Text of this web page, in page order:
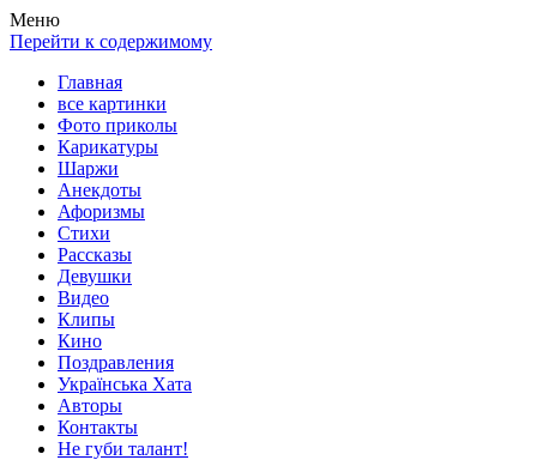
Весела хата — прикольные картинки, смешные истории,
клипы!
Покажем всем ваши фото приколы, карикатуры, шаржи, стихи,
рассказы, видео и песни!
Меню
Перейти к содержимому
Главная
все картинки
Фото приколы
Карикатуры
Шаржи
Анекдоты
Афоризмы
Стихи
Рассказы
Девушки
Видео
Клипы
Кино
Поздравления
Українська Хата
Авторы
Контакты
Не губи талант!